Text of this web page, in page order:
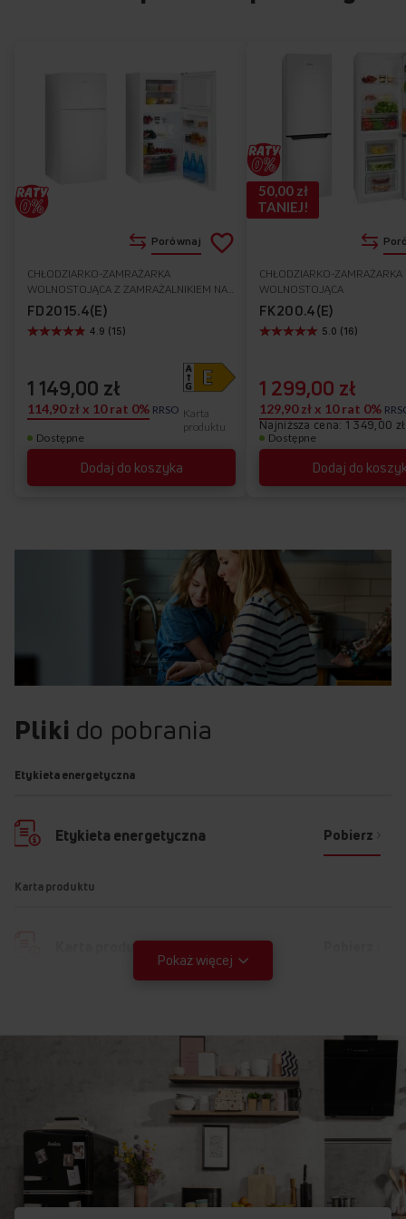
FROSTCONTROL
Łatwiejsze odszranianie komory
Praktycznie zapomnisz, jak rozmraża się zamrażarkę.
Z technologią FrostControl lód nie osadza się między
szufladami a czyszczenie i rozmrażanie urządzenia jest
wyjątkowo łatwe i szybkie. To zasługa unikalnego
usytuowania parownika. Dodatkowo zyskujesz więcej miejsca
na produkty. FrostControl to nie tylko mniej obowiązków,
ale i więcej higieny i przestrzeni. Od teraz każde rozmrażanie
VITCONTROL PLUS
Dostępne
CHŁODZIARKO-ZAMRAŻARKA
WOLNOSTOJĄCA Z ZAMRAŻALNIKIEM NA
GÓRZE
FD2015.4(E)
Dodaj do koszyka
4.9 (15)
Karta
produktu
1 149,00 zł
114,90 zł x 10 rat 0% RRSO
Porównaj Dodaj
ulubionych
Najniższa cena: 1 349,00 zł
Dostępne
CHŁODZIARKO-ZAMRAŻARKA
WOLNOSTOJĄCA
FK200.4(E)
Dodaj do
5.0 (16)
1 299,00 zł
129,90 zł x 10 rat 0%
50,00 zł
TANIEJ!
Pliki do pobrania
Etykieta energetyczna
Etykieta energetyczna Pobierz
Karta produktu
Karta produktu
Ostrzeżenia i informacje dotyczące
Pobierz
Pokaż więcej